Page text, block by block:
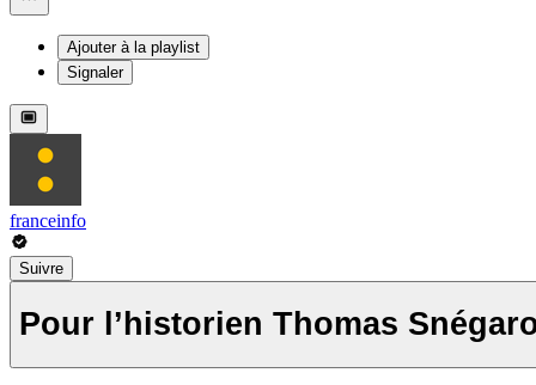
Ajouter à la playlist
Signaler
franceinfo
Suivre
Pour l’historien Thomas